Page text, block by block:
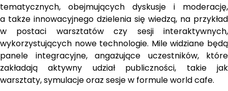
tematycznych, obejmujących dyskusje i moderację,
a także innowacyjnego dzielenia się wiedzą, na przykład
w postaci warsztatów czy sesji interaktywnych,
wykorzystujących nowe technologie. Mile widziane będą
panele integracyjne, angażujące uczestników, które
zakładają aktywny udział publiczności, takie jak
warsztaty, symulacje oraz sesje w formule world cafe.